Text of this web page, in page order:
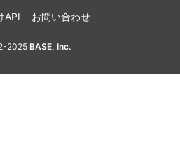
API
お問い合わせ
2025BASE, Inc.